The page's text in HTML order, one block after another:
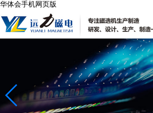
华体会手机网页版